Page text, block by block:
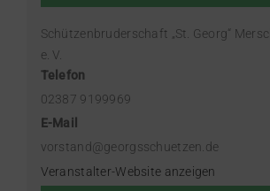
Schützenbruderschaft „St. Georg“
e. V.
Telefon
02387 9199969
E-Mail
vorstand@georgsschuetzen.de
Veranstalter-Website anzeigen